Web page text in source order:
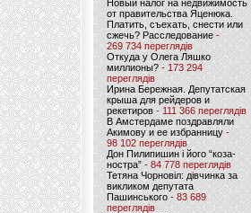
Новый налог на недвижимость
от правительства Яценюка.
Платить, съехать, снести или
сжечь? Расследование-
269 734 переглядів
Откуда у Олега Ляшко
миллионы? - 173 294
переглядів
Ирина Бережная. Депутатская
крыша для рейдеров и
рекетиров - 111 366 переглядів
В Амстердаме поздравляли
Акимову и ее избранницу -
98 102 переглядів
Дон Пилипишин і його “коза-
ностра” - 84 778 переглядів
Тетяна Чорновіл: дівчинка за
викликом депутата
Пашинського- 83 689
переглядів